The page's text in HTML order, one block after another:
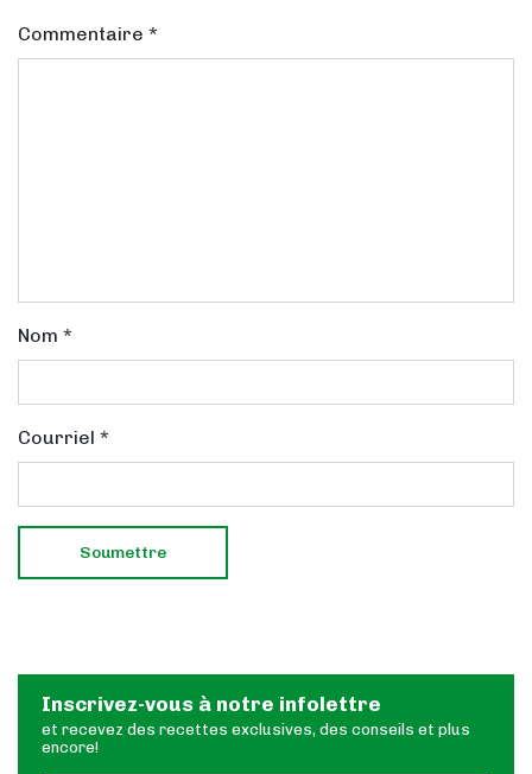
Commentaire *
Nom *
Courriel *
Inscrivez-vous à notre infolettre
et recevez des recettes exclusives, des conseils et plus
encore!